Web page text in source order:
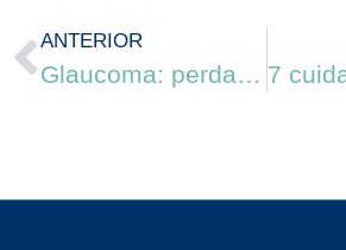
ANTERIOR
Glaucoma: perda de visão periférica pode ser o primeiro sinal da doença